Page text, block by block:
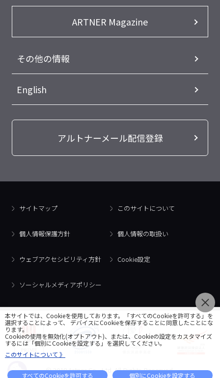
ARTNER Magazine
その他の情報
English
アルトナーメール配信登録
サイトマップ このサイトについて
個人情報保護方針 個人情報の取扱い
ウェブアクセシビリティ方針 Cookie設定
ソーシャルメディアポリシー
© 2018 Artner Co., Ltd. All Rights Reserved.
本サイトでは、Cookieを使用しております。「すべてのCookieを許可する」を
選択することによって、 デバイスにCookieを保存することに同意したことにな
ります。
Cookieの使用を無効化(オプトアウト)、または、Cookieの設定をカスタマイズ
するには「個別にCookieを設定する」を選択してください。
このサイトについて 》
すべてのCookieを許可する 個別にCookieを設定する